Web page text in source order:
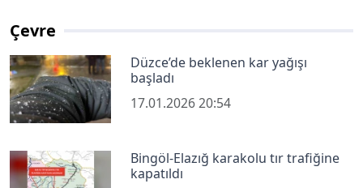
Çevre
Düzce’de beklenen kar yağışı
başladı
17.01.2026 20:54
Bingöl-Elazığ karakolu tır trafiğine
kapatıldı